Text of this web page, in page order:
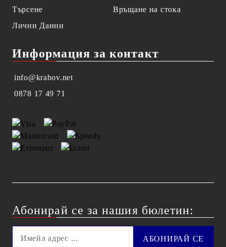
Търсене
Лични Данни
Връщане на стока
Информация за контакт
info@krabov.net
0878 17 49 71
Абонирай се за нашия бюлетин: